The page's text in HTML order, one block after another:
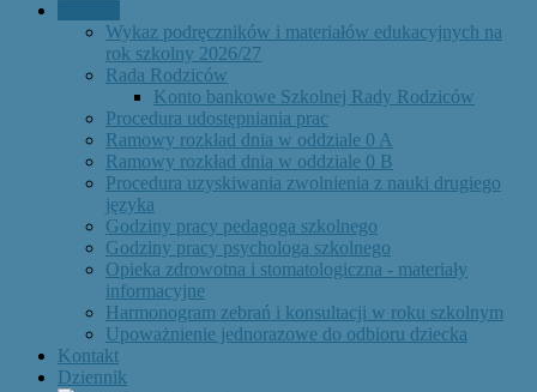
Wykaz podręczników i materiałów edukacyjnych na
rok szkolny 2026/27
Rada Rodziców
Konto bankowe Szkolnej Rady Rodziców
Procedura udostępniania prac
Ramowy rozkład dnia w oddziale 0 A
Ramowy rozkład dnia w oddziale 0 B
Procedura uzyskiwania zwolnienia z nauki drugiego
języka
Godziny pracy pedagoga szkolnego
Godziny pracy psychologa szkolnego
Opieka zdrowotna i stomatologiczna - materiały
informacyjne
Harmonogram zebrań i konsultacji w roku szkolnym
Upoważnienie jednorazowe do odbioru dziecka
Kontakt
Dziennik